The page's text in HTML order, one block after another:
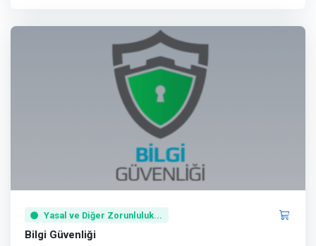
Yasal ve Diğer Zorunluluk...
Bilgi Güvenliği